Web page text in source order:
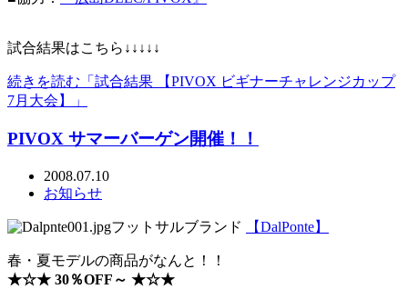
試合結果はこちら↓↓↓↓↓
続きを読む「試合結果 【PIVOX ビギナーチャレンジカップ
7月大会】」
PIVOX サマーバーゲン開催！！
2008.07.10
お知らせ
フットサルブランド 【DalPonte】
春・夏モデルの商品がなんと！！
★☆★ 30％OFF～ ★☆★